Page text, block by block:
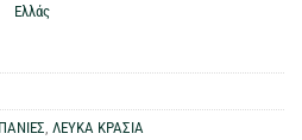
Ελλάς
, ΛΕΥΚΑ ΚΡΑΣΙΑ